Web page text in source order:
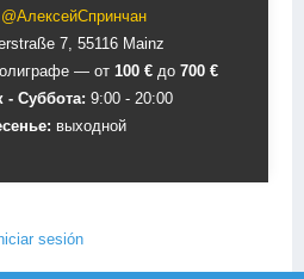
@АлексейСпринчан
7, 55116 Mainz
— от 100 € до 700 €
- Суббота: 9:00 - 20:00
выходной
sesión